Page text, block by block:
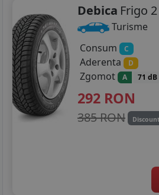
Debica Frigo 2
Turisme
Consum
C
Aderenta D
Zgomot A 71 dB
292 RON
385 RON Discount